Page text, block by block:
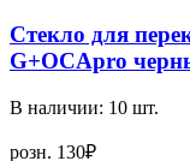
Стекло для
G+OCApro
В наличии: 10 шт.
розн. 130₽